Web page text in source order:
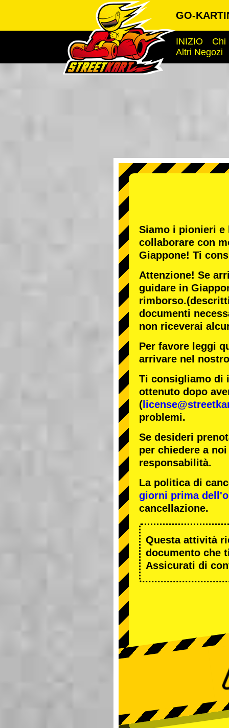
GO-
INIZIO
Chi
Altri Negozi
Siamo i pionieri e
collaborare con
Giappone! Ti
Attenzione! Se
guidare in
rimborso.
documenti
non riceverai
Per favore leggi
arrivare nel
Ti consigliamo di
ottenuto dopo
(
problemi.
Se desideri
per chiedere a
responsabilità.
La politica di
giorni prima
cancellazione.
Questa attività
documento che
Assicurati di